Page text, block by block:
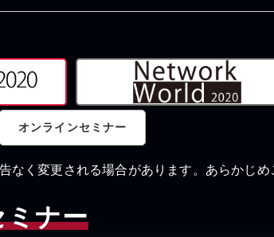
オンラインセミナー
なく変更される場合があります。あらかじめ
ミナー